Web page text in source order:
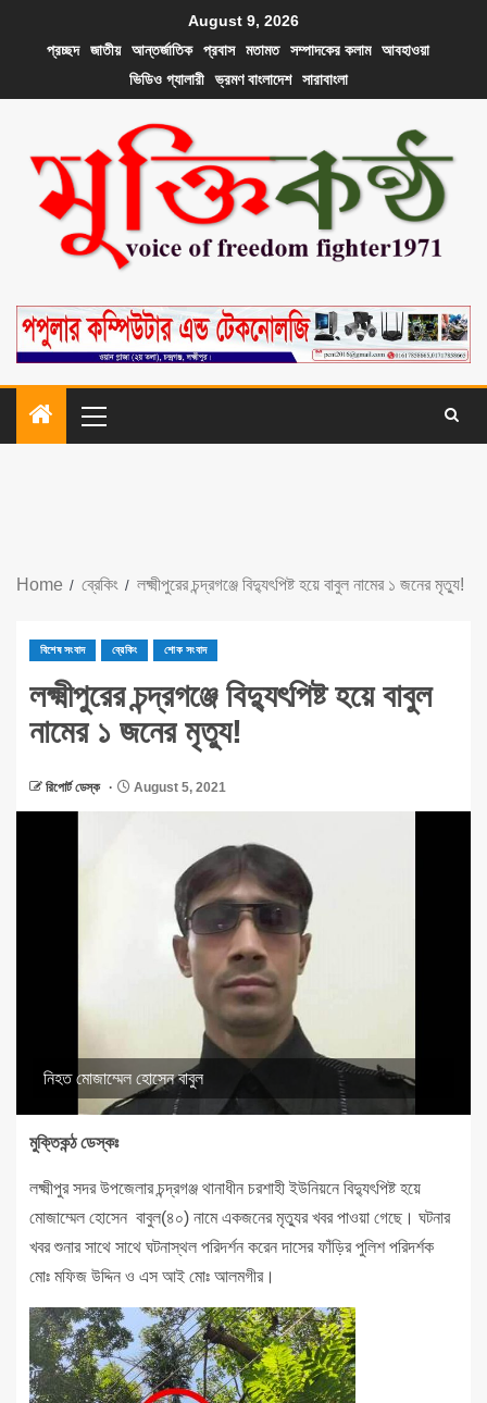
August 9, 2026
প্রচ্ছদ
জাতীয় আন্তর্জাতিক প্রবাস মতামত সম্পাদকের কলাম
আবহাওয়া
ভিডিও গ্যালারী
ভ্রমণ বাংলাদেশ সারাবাংলা
Home ব্রেকিং লক্ষ্মীপুরের চন্দ্রগঞ্জে বিদ্যুৎপিষ্ট হয়ে বাবুল নামের ১ জনের মৃত্যু!
বিশেষ সংবাদ ব্রেকিং শোক সংবাদ
লক্ষ্মীপুরের চন্দ্রগঞ্জে বিদ্যুৎপিষ্ট হয়ে বাবুল
নামের ১ জনের মৃত্যু!
রিপোর্ট ডেস্ক August 5, 2021
নিহত মোজাম্মেল হোসেন বাবুল
মুক্তিকন্ঠ ডেস্কঃ
লক্ষ্মীপুর সদর উপজেলার চন্দ্রগঞ্জ থানাধীন চরশাহী ইউনিয়নে বিদ্যুৎপিষ্ট হয়ে
মোজাম্মেল হোসেন বাবুল(৪০) নামে একজনের মৃত্যুর খবর পাওয়া গেছে। ঘটনার
খবর শুনার সাথে সাথে ঘটনাস্থল পরিদর্শন করেন দাসের ফাঁড়ির পুলিশ পরিদর্শক
মোঃ মফিজ উদ্দিন ও এস আই মোঃ আলমগীর।